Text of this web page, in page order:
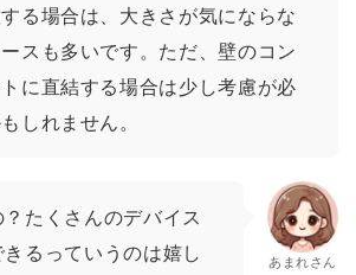
る場合は、大きさが気にならな
スも多いです。ただ、壁のコン
に直結する場合は少し考慮が必
しれません。
たくさんのデバイス
るっていうのは嬉し
あまれさん